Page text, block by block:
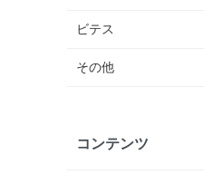
ビテス
その他
コンテンツ